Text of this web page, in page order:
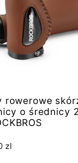
rowerowe
o średnicy
zl